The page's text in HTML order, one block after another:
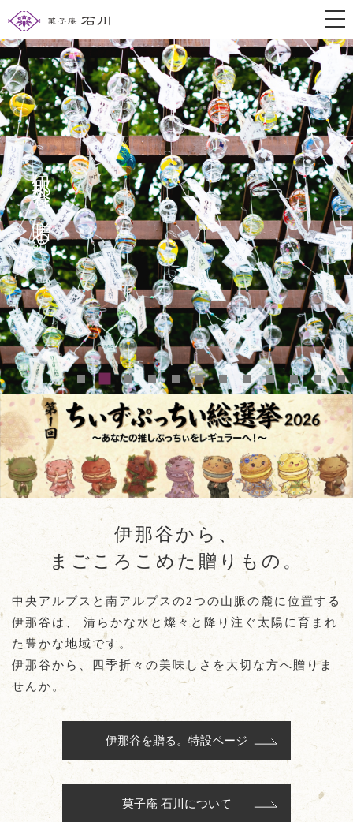
伊那谷を贈る。
伊那谷から、
まごころこめた贈りもの。
中央アルプスと南アルプスの2つの山脈の麓に位置する
伊那谷は、
清らかな水と燦々と降り注ぐ太陽に育まれ
た豊かな地域です。
伊那谷から、四季折々の美味しさを大切な方へ贈りま
せんか。
伊那谷を贈る。特設ページ
菓子庵 石川について